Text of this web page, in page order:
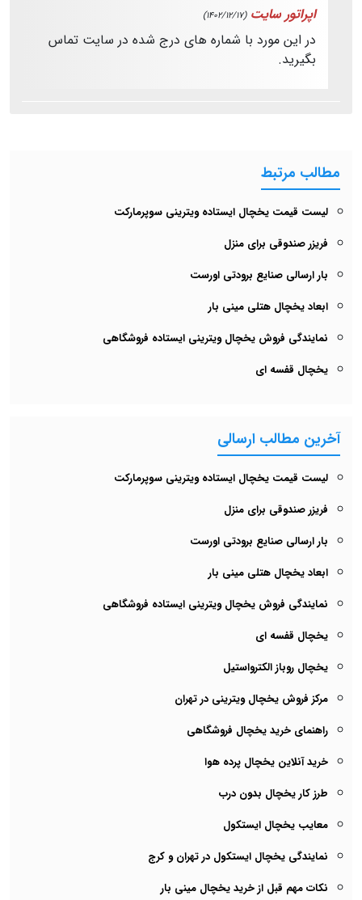
اپراتور سایت (1402/12/17)
در این مورد با شماره های درج شده در سایت تماس
بگیرید.
مطالب مرتبط
لیست قیمت یخچال ایستاده ویترینی سوپرمارکت
فریزر صندوقی برای منزل
بار ارسالی صنایع برودتی اورست
ابعاد یخچال هتلی مینی بار
نمایندگی فروش یخچال ویترینی ایستاده فروشگاهی
یخچال قفسه ای
آخرین مطالب ارسالی
لیست قیمت یخچال ایستاده ویترینی سوپرمارکت
فریزر صندوقی برای منزل
بار ارسالی صنایع برودتی اورست
ابعاد یخچال هتلی مینی بار
نمایندگی فروش یخچال ویترینی ایستاده فروشگاهی
یخچال قفسه ای
یخچال روباز الکترواستیل
مرکز فروش یخچال ویترینی در تهران
راهنمای خرید یخچال فروشگاهی
خرید آنلاین یخچال پرده هوا
طرز کار یخچال بدون درب
معایب یخچال ایستکول
نمایندگی یخچال ایستکول در تهران و کرج
نکات مهم قبل از خرید یخچال مینی بار